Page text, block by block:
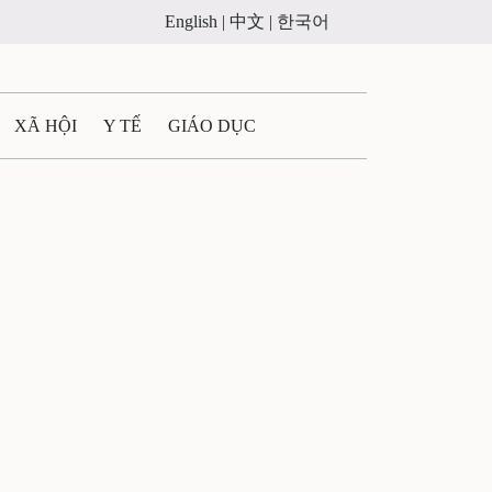
English | 中文 | 한국어
XÃ HỘI Y TẾ GIÁO DỤC
CÁO